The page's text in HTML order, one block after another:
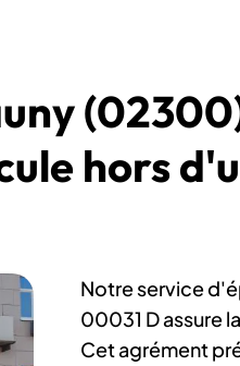
hors
Notre service
00031 D assure
Cet agrément